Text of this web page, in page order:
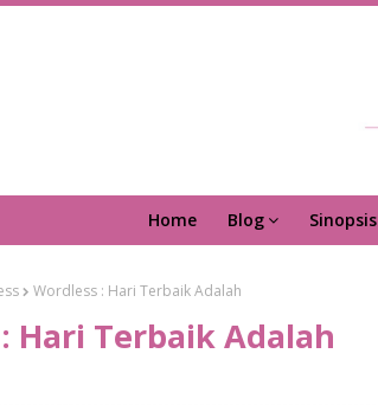
Home Blog Sinopsis
Wordless : Hari Terbaik Adalah
Hari Terbaik Adalah